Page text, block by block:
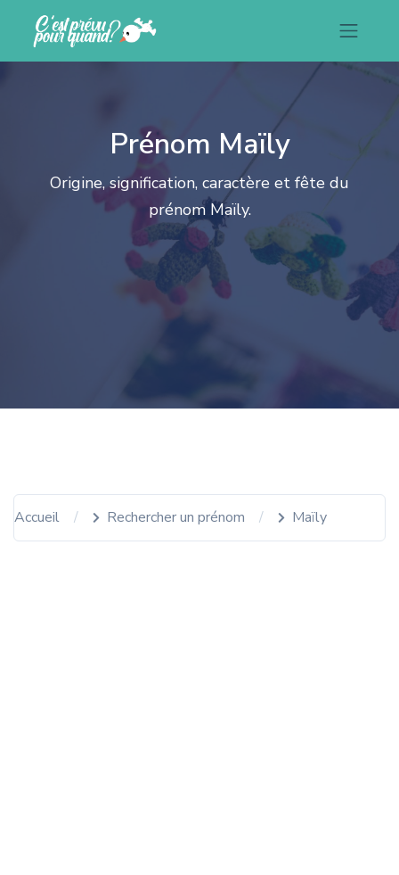
Prénom Maïly
Origine, signification, caractère et fête du
prénom Maïly.
Accueil Rechercher un prénom Maïly